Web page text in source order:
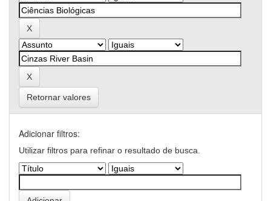
Retornar valores
Adicionar filtros:
Utilizar filtros para refinar o resultado de busca.